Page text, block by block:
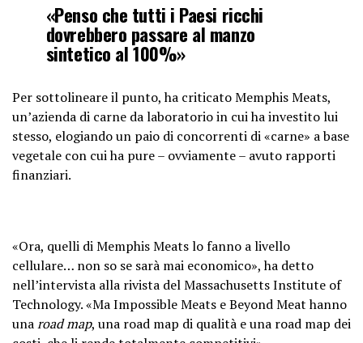
«Penso che tutti i Paesi ricchi
dovrebbero passare al manzo
sintetico al 100%»
Per sottolineare il punto, ha criticato Memphis Meats,
un’azienda di carne da laboratorio in cui ha investito lui
stesso, elogiando un paio di concorrenti di «carne» a base
vegetale con cui ha pure – ovviamente – avuto rapporti
finanziari.
«Ora, quelli di Memphis Meats lo fanno a livello
cellulare… non so se sarà mai economico», ha detto
nell’intervista alla rivista del Massachusetts Institute of
Technology. «Ma Impossible Meats e Beyond Meat hanno
unaroad map, una road map di qualità e una road map dei